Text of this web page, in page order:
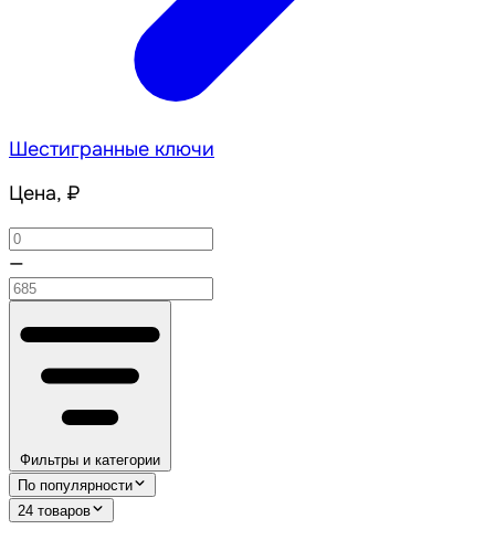
Шестигранные ключи
Цена, ₽
—
Фильтры и категории
По популярности
24 товаров